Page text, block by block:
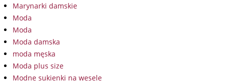
Marynarki damskie
Moda
Moda
Moda damska
moda męska
Moda plus size
Modne sukienki na wesele